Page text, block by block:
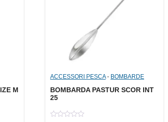
M
ACCESSORI PESCA- BOMBARDE
BOMBARDA PASTUR SCOR INT
25